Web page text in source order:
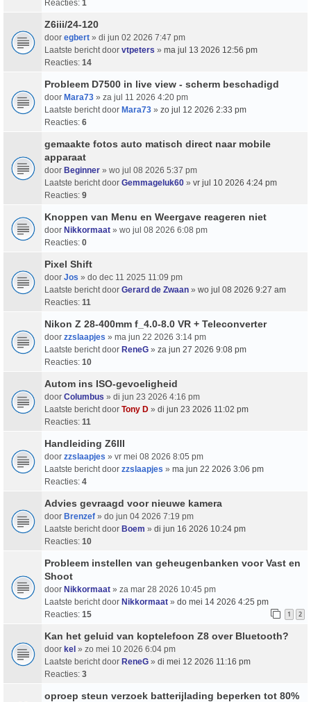
Reacties: 1
Z6iii/24-120
door egbert » di jun 02 2026 7:47 pm
Laatste bericht door vtpeters » ma jul 13 2026 12:56 pm
Reacties: 14
Probleem D7500 in live view - scherm beschadigd
door Mara73 » za jul 11 2026 4:20 pm
Laatste bericht door Mara73 » zo jul 12 2026 2:33 pm
Reacties: 6
gemaakte fotos auto matisch direct naar mobile
apparaat
door Beginner » wo jul 08 2026 5:37 pm
Laatste bericht door Gemmageluk60 » vr jul 10 2026 4:24 pm
Reacties: 9
Knoppen van Menu en Weergave reageren niet
door Nikkormaat » wo jul 08 2026 6:08 pm
Reacties: 0
Pixel Shift
door Jos » do dec 11 2025 11:09 pm
Laatste bericht door Gerard de Zwaan » wo jul 08 2026 9:27 am
Reacties: 11
Nikon Z 28-400mm f_4.0-8.0 VR + Teleconverter
door zzslaapjes » ma jun 22 2026 3:14 pm
Laatste bericht door ReneG » za jun 27 2026 9:08 pm
Reacties: 10
Autom ins ISO-gevoeligheid
door Columbus » di jun 23 2026 4:16 pm
Laatste bericht door Tony D » di jun 23 2026 11:02 pm
Reacties: 11
Handleiding Z6III
door zzslaapjes » vr mei 08 2026 8:05 pm
Laatste bericht door zzslaapjes » ma jun 22 2026 3:06 pm
Reacties: 4
Advies gevraagd voor nieuwe kamera
door Brenzef » do jun 04 2026 7:19 pm
Laatste bericht door Boem » di jun 16 2026 10:24 pm
Reacties: 10
Probleem instellen van geheugenbanken voor Vast en
Shoot
door Nikkormaat » za mar 28 2026 10:45 pm
Laatste bericht door Nikkormaat » do mei 14 2026 4:25 pm
Reacties: 15 1 2
Kan het geluid van koptelefoon Z8 over Bluetooth?
door kel » zo mei 10 2026 6:04 pm
Laatste bericht door ReneG » di mei 12 2026 11:16 pm
Reacties: 3
oproep steun verzoek batterijlading beperken tot 80%